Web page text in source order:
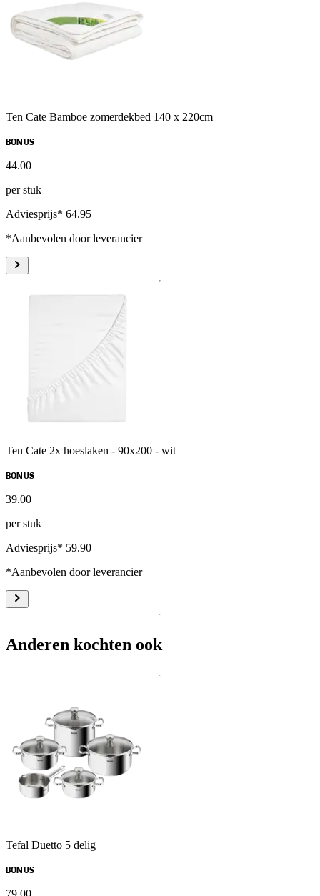
Ten Cate Bamboe zomerdekbed 140 x 220cm
BONUS
44.00
per stuk
Adviesprijs* 64.95
*Aanbevolen door leverancier
Ten Cate 2x hoeslaken - 90x200 - wit
BONUS
39.00
per stuk
Adviesprijs* 59.90
*Aanbevolen door leverancier
Anderen kochten ook
Tefal Duetto 5 delig
BONUS
79 00